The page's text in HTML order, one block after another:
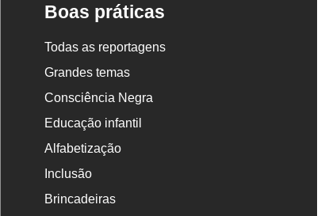
Boas práticas
Todas as reportagens
Grandes temas
Consciência Negra
Educação infantil
Alfabetização
Inclusão
Brincadeiras